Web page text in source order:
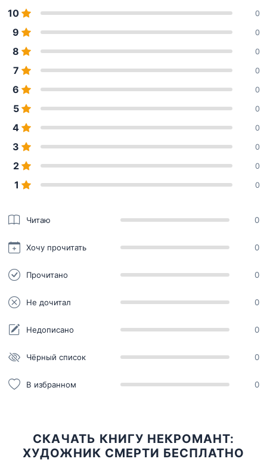
10 0
9 0
8 0
7 0
6 0
5 0
4 0
3 0
2 0
1 0
Читаю 0
Хочу прочитать 0
Прочитано 0
Не дочитал 0
Недописано 0
Чёрный список 0
В избранном 0
СКАЧАТЬ КНИГУ НЕКРОМАНТ:
ХУДОЖНИК СМЕРТИ БЕСПЛАТНО